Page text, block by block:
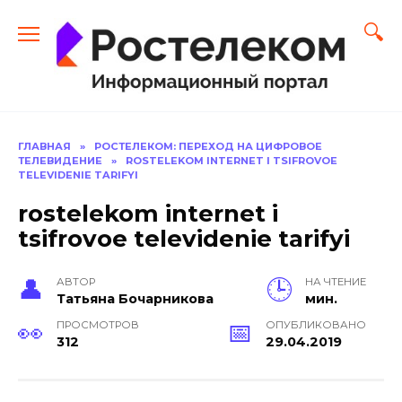
содержанию
ГЛАВНАЯ »
РОСТЕЛЕКОМ: ПЕРЕХОД НА ЦИФРОВОЕ
ТЕЛЕВИДЕНИЕ
»
ROSTELEKOM INTERNET I TSIFROVOE
TELEVIDENIE TARIFYI
rostelekom internet i
tsifrovoe televidenie tarifyi
АВТОР
Тать­яна Бо­чар­ни­кова
НА ЧТЕНИЕ
мин.
ПРОСМОТРОВ
312
ОПУБЛИКОВАНО
29.04.2019